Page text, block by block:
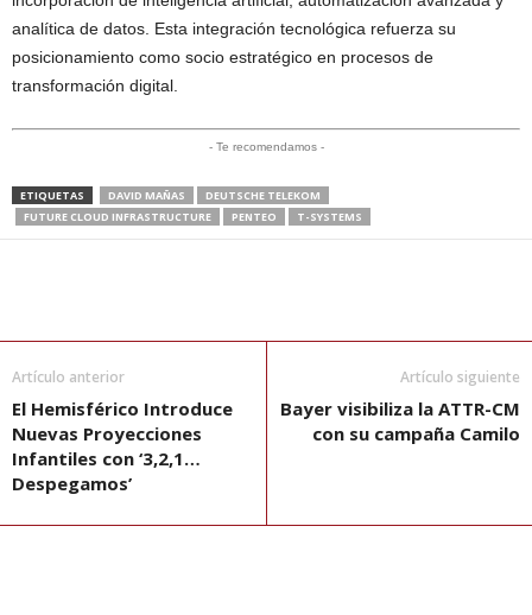
analítica de datos. Esta integración tecnológica refuerza su
posicionamiento como socio estratégico en procesos de
transformación digital.
- Te recomendamos -
ETIQUETAS DAVID MAÑAS
DEUTSCHE TELEKOM
FUTURE CLOUD INFRASTRUCTURE
PENTEO T-SYSTEMS
Artículo anterior
El Hemisférico Introduce
Nuevas Proyecciones
Infantiles con ‘3,2,1…
Despegamos’
Artículo siguiente
Bayer visibiliza la ATTR-CM
con su campaña Camilo